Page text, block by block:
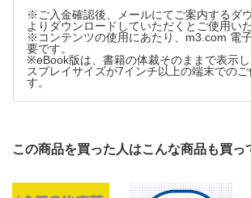
にどう説明するの？
Question 10 糖尿病治療薬で尿路感染症が起こ
ぜ？
Question 11 手術の数日前に中止しなくてはい
なぜ？
Question 12 血中濃度ってよく聞くけど、どう
ぜ？
はなぜ？
も種類があるの？
Question 19 甘い水剤と、甘くない水剤があ
の違いかな？ ー糖類の種類についてー
Question 20 粉薬なのにどうしてドライシロ
の？
な？
Question 23 口内炎の薬が患部に貼り付くの
※ご入金確認後、メールにてご案内するダ
よりダウンロードしていただくとご使用い
※コンテンツの使用にあたり、m3.com 電
要です。
※eBook版は、書籍の体裁そのままで表示
スプレイサイズが7インチ以上の端末でのご
す。
この商品を買った人はこんな商品も買っ